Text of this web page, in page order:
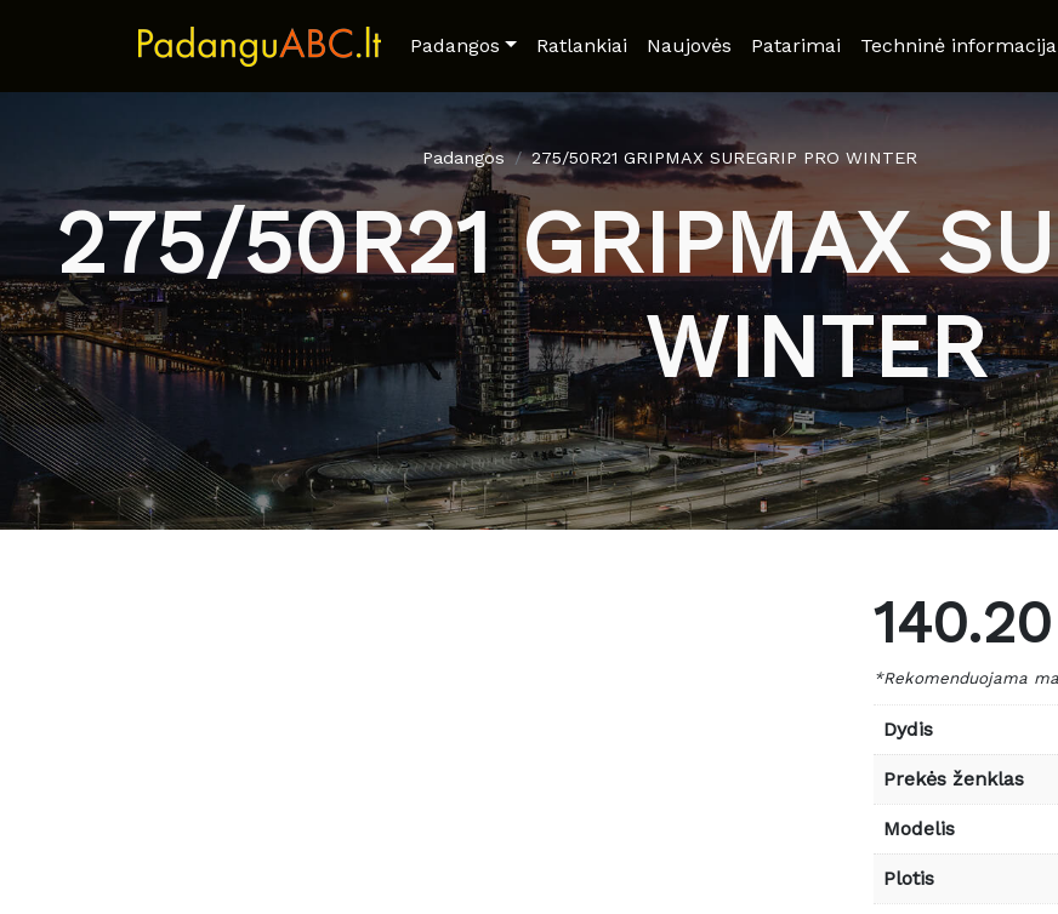
Padangos Ratlankiai Naujovės Patarimai Techninė informacija
Padangos 275/50R21 GRIPMAX SUREGRIP PRO WINTER
275/50R21 GRIPMAX
WINTER
*Rekomenduojama
Dydis
Prekės ženklas
Modelis
Plotis